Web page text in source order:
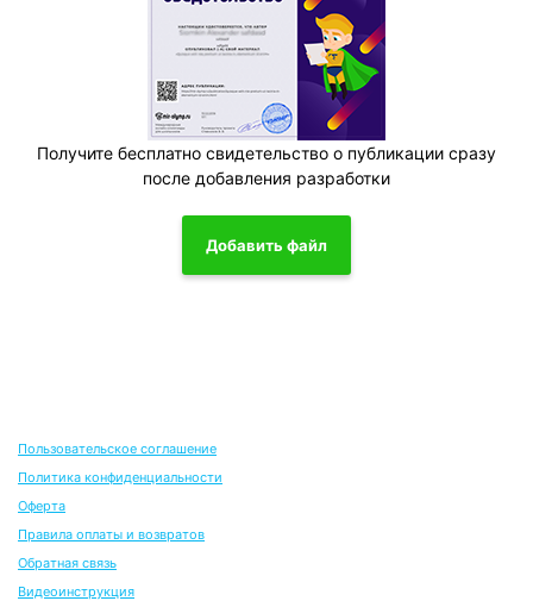
Получите бесплатно свидетельство о публикации сразу
после добавления разработки
Добавить файл
Пользовательское соглашение
Политика конфиденциальности
Оферта
Правила оплаты и возвратов
Обратная связь
Видеоинструкция